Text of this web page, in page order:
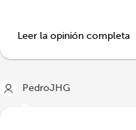
Leer la opinión completa
PedroJHG